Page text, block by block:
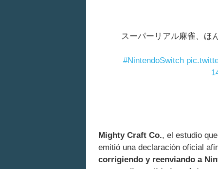
スーパーリアル麻雀、ほ
#NintendoSwitch
Mighty Craft Co., el estudio
emitió una declaración oficial
corrigiendo y reenviando a